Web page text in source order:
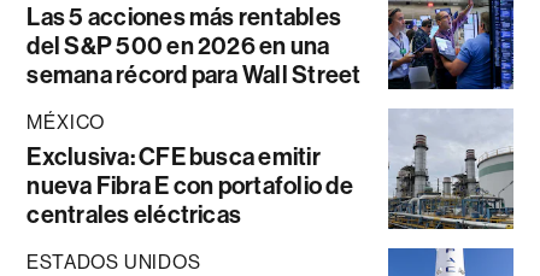
Las 5 acciones más rentables
del S&P 500 en 2026 en una
semana récord para Wall Street
MÉXICO
Exclusiva: CFE busca emitir
nueva Fibra E con portafolio de
centrales eléctricas
ESTADOS UNIDOS